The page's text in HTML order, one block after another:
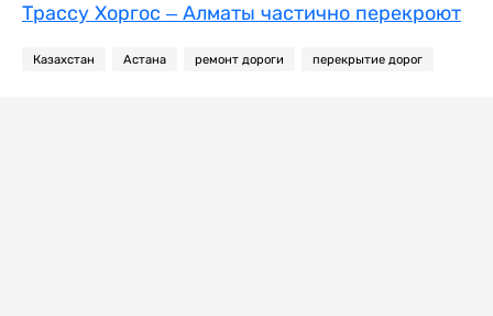
Трассу Хоргос – Алматы частично перекроют
Казахстан Астана ремонт дороги перекрытие дорог